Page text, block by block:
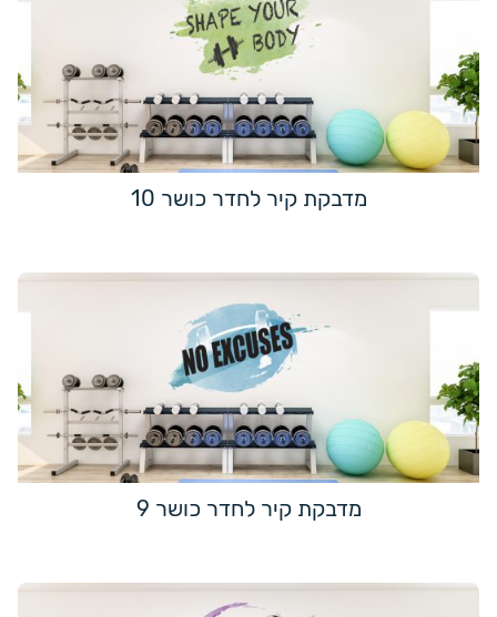
מדבקת קיר לחדר כושר 10
מדבקת קיר לחדר כושר 9